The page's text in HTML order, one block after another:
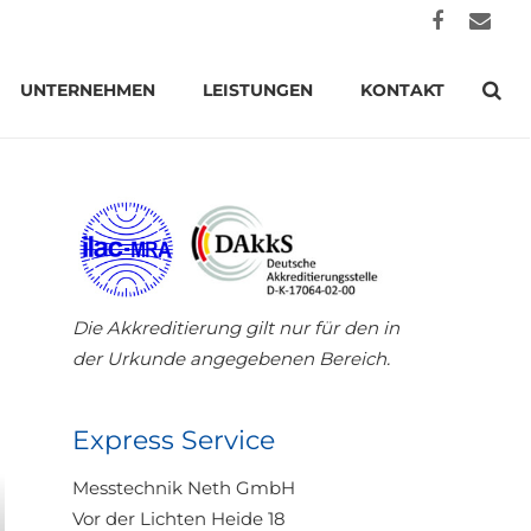
UNTERNEHMEN LEISTUNGEN KONTAKT
Die Akkreditierung gilt nur für den in
der Urkunde angegebenen Bereich.
Express Service
Messtechnik Neth GmbH
Vor der Lichten Heide 18